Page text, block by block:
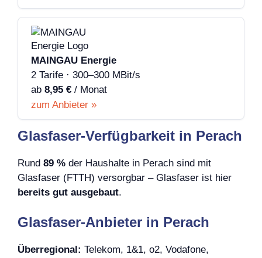
MAINGAU Energie
2 Tarife · 300–300 MBit/s
ab 8,95 € / Monat
zum Anbieter »
Glasfaser-Verfügbarkeit in Perach
Rund 89 % der Haushalte in Perach sind mit
Glasfaser (FTTH) versorgbar – Glasfaser ist hier
bereits gut ausgebaut.
Glasfaser-Anbieter in Perach
Überregional: Telekom, 1&1, o2, Vodafone,